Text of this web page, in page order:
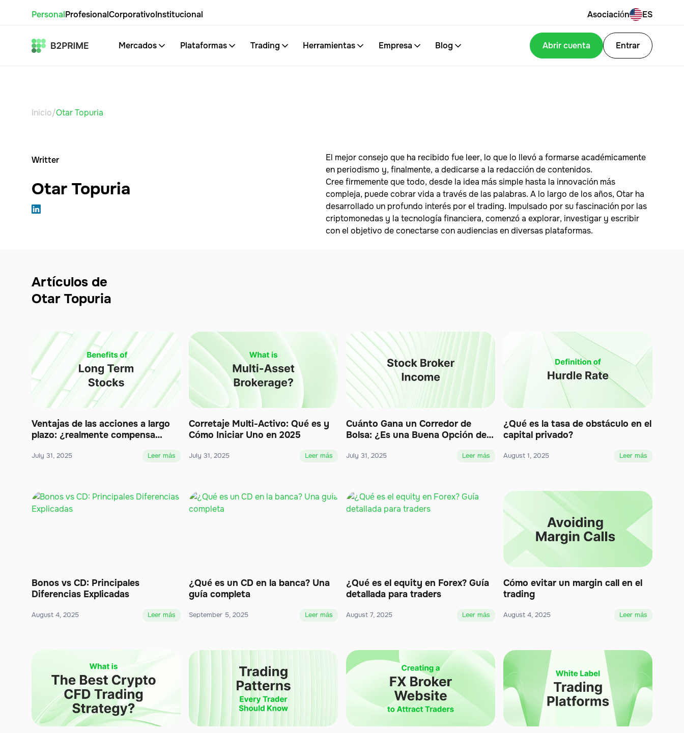
PersonalProfesionalCorporativoInstitucional Asociación ES
Mercados Plataformas Trading Herramientas Empresa Blog Abrir cuenta Entrar
Inicio/Otar Topuria
Writter
Otar Topuria
El mejor consejo que ha recibido fue leer, lo que lo llevó a formarse académicamente
en periodismo y, finalmente, a dedicarse a la redacción de contenidos.
Cree firmemente que todo, desde la idea más simple hasta la innovación más
compleja, puede cobrar vida a través de las palabras. A lo largo de los años, Otar ha
desarrollado un profundo interés por el trading. Impulsado por su fascinación por las
criptomonedas y la tecnología financiera, comenzó a explorar, investigar y escribir
con el objetivo de conectarse con audiencias en diversas plataformas.
Artículos de
Otar Topuria
Ventajas de las acciones a largo
plazo: ¿realmente compensa
July 31, 2025 Leer más
Corretaje Multi-Activo: Qué es y
Cómo Iniciar Uno en 2025
July 31, 2025 Leer más
Cuánto Gana un Corredor de
Bolsa: ¿Es una Buena Opción de
July 31, 2025 Leer más
¿Qué es la tasa de obstáculo en el
capital privado?
August 1, 2025 Leer más
Bonos vs CD: Principales
Diferencias Explicadas
August 4, 2025 Leer más
¿Qué es un CD en la banca? Una
guía completa
September 5, 2025 Leer más
¿Qué es el equity en Forex? Guía
detallada para traders
August 7, 2025 Leer más
Cómo evitar un margin call en el
trading
August 4, 2025 Leer más